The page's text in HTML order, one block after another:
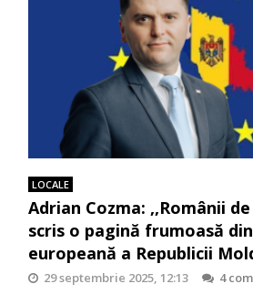
LOCALE
Adrian Cozma: ,,Românii
scris o pagină frumoasă
europeană a Republicii
29 septembrie 2025, 12:13
4